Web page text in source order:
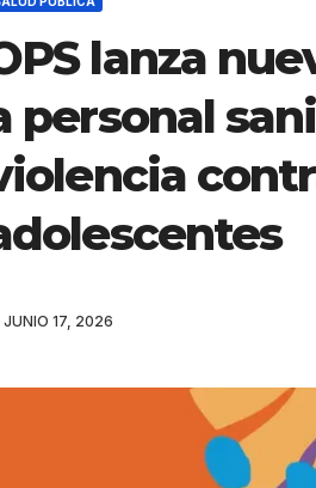
lanza
personal
JUNIO 17, 2026